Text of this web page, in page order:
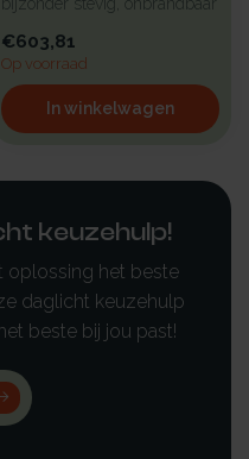
€603,81
Op voorraad
In winkelwagen
keuzehulp!
oplossing het beste
daglicht keuzehulp
beste bij jou past!